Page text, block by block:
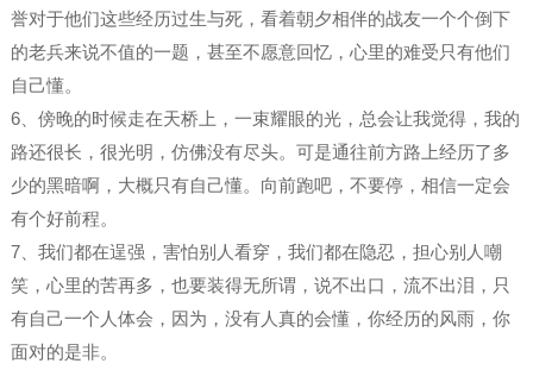
誉对于他们这些经历过生与死，看着朝夕相伴的战友一个个倒下
的老兵来说不值的一题，甚至不愿意回忆，心里的难受只有他们
自己懂。
6、傍晚的时候走在天桥上，一束耀眼的光，总会让我觉得，我的
路还很长，很光明，仿佛没有尽头。可是通往前方路上经历了多
少的黑暗啊，大概只有自己懂。向前跑吧，不要停，相信一定会
有个好前程。
7、我们都在逞强，害怕别人看穿，我们都在隐忍，担心别人嘲
笑，心里的苦再多，也要装得无所谓，说不出口，流不出泪，只
有自己一个人体会，因为，没有人真的会懂，你经历的风雨，你
面对的是非。